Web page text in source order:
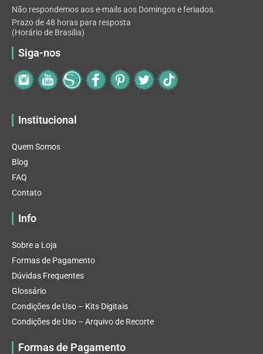
Não respondemos aos e-mails aos Domingos e feriados.
Prazo de 48 horas para resposta
(Horário de Brasilia)
Siga-nos
Institucional
Quem Somos
Blog
FAQ
Contato
Info
Sobre a Loja
Formas de Pagamento
Dúvidas Frequentes
Glossário
Condições de Uso – Kits Digitais
Condições de Uso – Arquivo de Recorte
Formas de Pagamento